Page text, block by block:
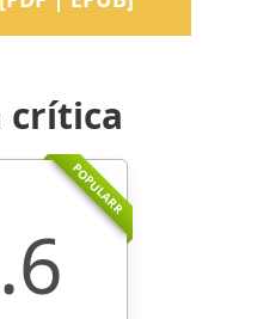
crítica
POPULARR